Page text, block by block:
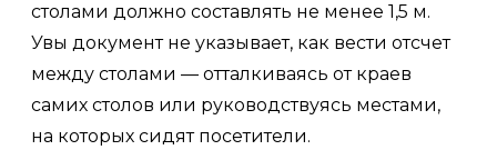
столами должно составлять не менее 1,5 м.
Увы документ не указывает, как вести отсчет
между столами — отталкиваясь от краев
самих столов или руководствуясь местами,
на которых сидят посетители.